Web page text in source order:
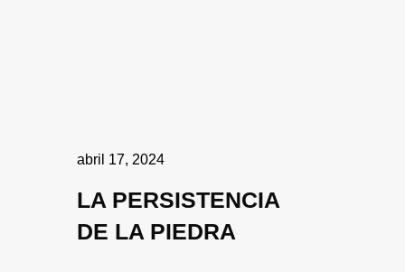
abril 17, 2024
LA PERSISTENCIA
DE LA PIEDRA